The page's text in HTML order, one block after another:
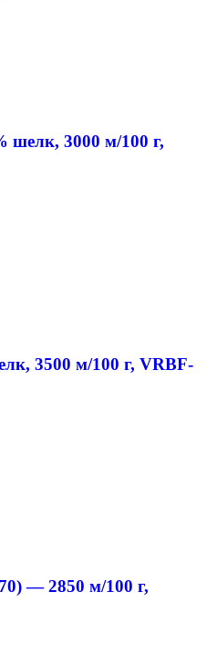
шелк, 3000 м/100 г,
3500 м/100 г, VRBF-
— 2850 м/100 г,